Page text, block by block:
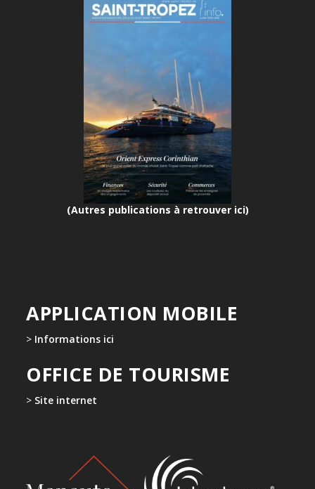
(Autres publications à retrouver ici)
APPLICATION MOBILE
> Informations ici
OFFICE DE TOURISME
> Site internet